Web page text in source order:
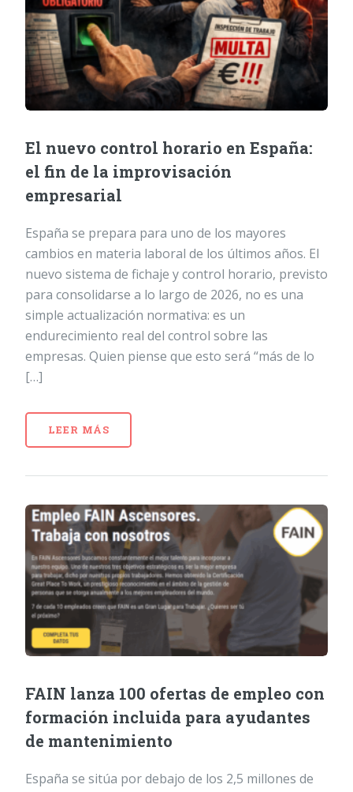
El nuevo control horario en España:
el fin de la improvisación
empresarial
España se prepara para uno de los mayores
cambios en materia laboral de los últimos años. El
nuevo sistema de fichaje y control horario, previsto
para consolidarse a lo largo de 2026, no es una
simple actualización normativa: es un
endurecimiento real del control sobre las
empresas. Quien piense que esto será “más de lo
[…]
LEER MÁS
FAIN lanza 100 ofertas de empleo con
formación incluida para ayudantes
de mantenimiento
España se sitúa por debajo de los 2,5 millones de